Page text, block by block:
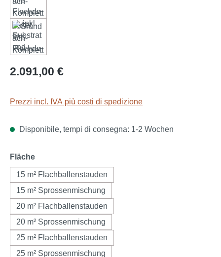
Prezzo normale:
2.091,00 €
Prezzi incl. IVA più costi di spedizione
Disponibile, tempi di consegna: 1-2 Wochen
Seleziona
Fläche
15 m² Flachballenstauden
15 m² Sprossenmischung
20 m² Flachballenstauden
20 m² Sprossenmischung
25 m² Flachballenstauden
25 m² Sprossenmischung